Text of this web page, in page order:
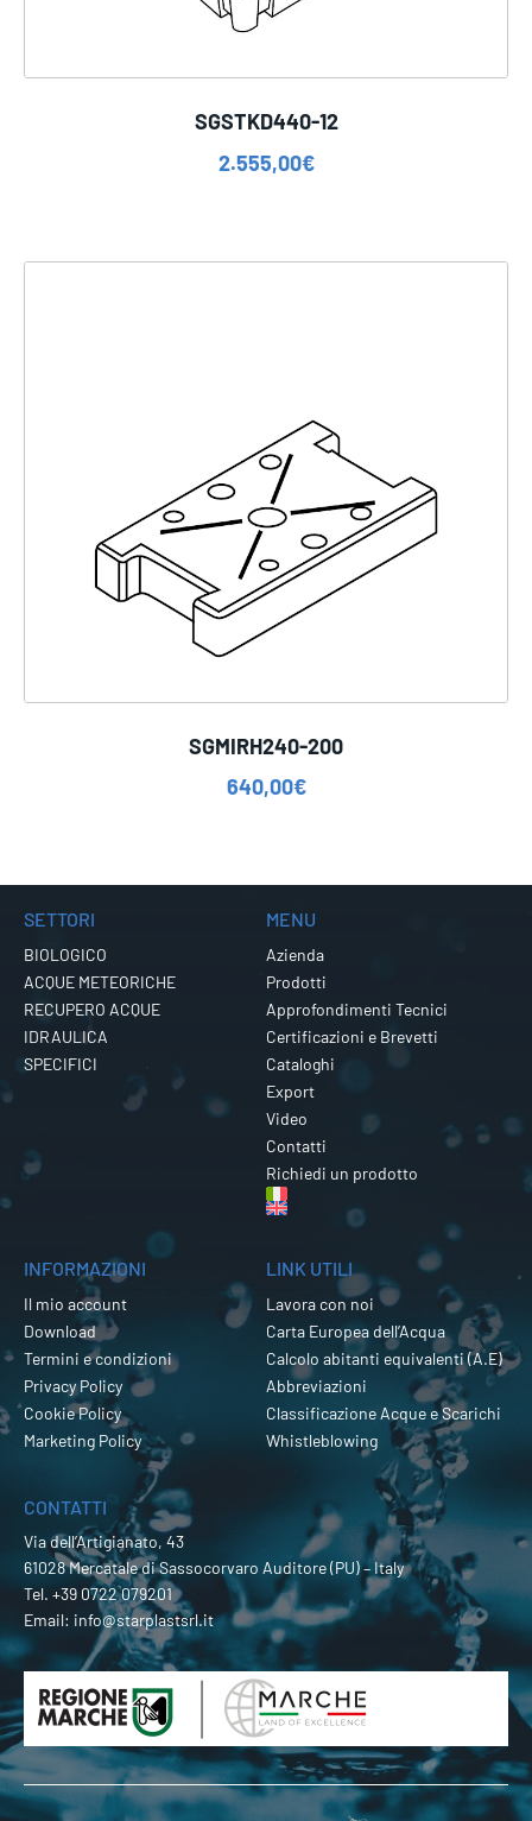
SGSTKD440-12
2.555,00€
SGMIRH240-200
640,00€
SETTORI
BIOLOGICO
ACQUE METEORICHE
RECUPERO ACQUE
IDRAULICA
SPECIFICI
MENU
Azienda
Prodotti
Approfondimenti Tecnici
Certificazioni e Brevetti
Cataloghi
Export
Video
Contatti
Richiedi un prodotto
INFORMAZIONI
Il mio account
Download
Termini e condizioni
Privacy Policy
Cookie Policy
Marketing Policy
LINK UTILI
Lavora con noi
Carta Europea dell’Acqua
Calcolo abitanti equivalenti (A.E)
Abbreviazioni
Classificazione Acque e Scarichi
Whistleblowing
CONTATTI
Via dell’Artigianato, 43
61028 Mercatale di Sassocorvaro Auditore (PU) – Italy
Tel. +39 0722 079201
Email: info@starplastsrl.it